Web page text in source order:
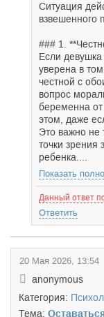
Ситуация
взвешенного
### 1.
Если
уверена в
честной с
вопрос
беременна
этом, даже
Это важно не
точки зрения
ребенка....
Показать
Данный ответ
Ответить
20 Мая 2026, 13:54
anonymous
Категория:
Тема: